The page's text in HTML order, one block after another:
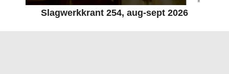
Slagwerkkrant 254, aug-sept 2026